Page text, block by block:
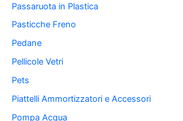
Passaruota in Plastica
Pasticche Freno
Pedane
Pellicole Vetri
Pets
Piattelli Ammortizzatori e Accessori
Pompa Acqua